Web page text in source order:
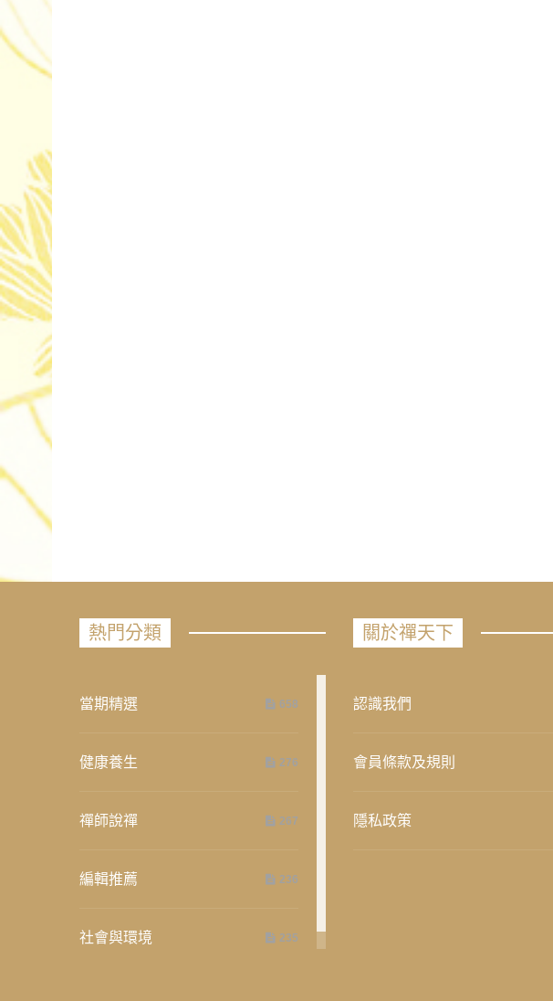
熱門分類
當期精選 658
健康養生 276
禪師說禪 267
編輯推薦 236
社會與環境 235
關於禪天下
認識我們
會員條款及規則
隱私政策